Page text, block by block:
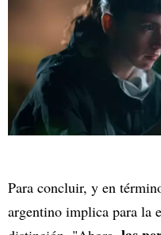
Para concluir, y en
argentino implica para la